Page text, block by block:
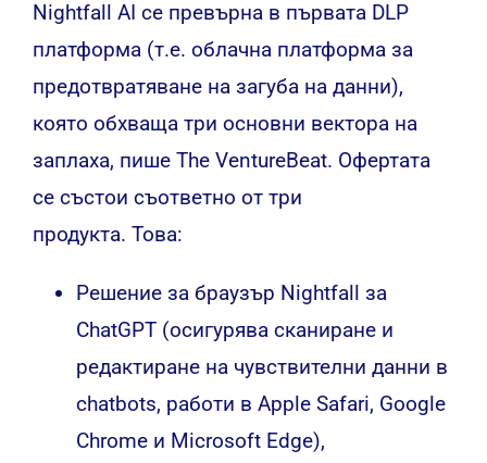
Nightfall AI се превърна в първата DLP
платформа (т.е. облачна платформа за
предотвратяване на загуба на данни),
която обхваща три основни вектора на
заплаха, пише The VentureBeat. Офертата
се състои съответно от три
продукта. Това:
Решение за браузър Nightfall за
ChatGPT (осигурява сканиране и
редактиране на чувствителни данни в
chatbots, работи в Apple Safari, Google
Chrome и Microsoft Edge),